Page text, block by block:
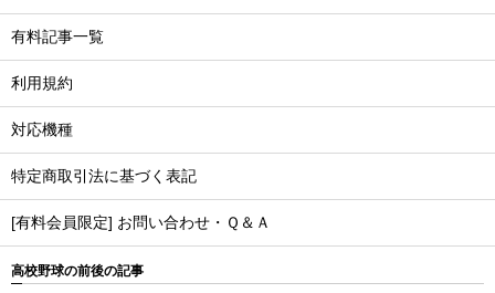
有料記事一覧
利用規約
対応機種
特定商取引法に基づく表記
[有料会員限定] お問い合わせ・Ｑ＆Ａ
高校野球の前後の記事